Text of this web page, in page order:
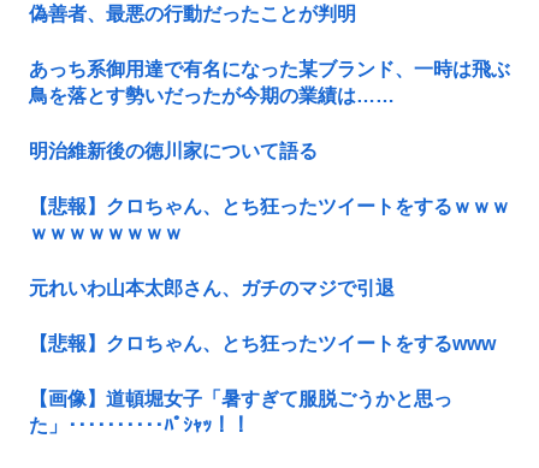
偽善者、最悪の行動だったことが判明
あっち系御用達で有名になった某ブランド、一時は飛ぶ
鳥を落とす勢いだったが今期の業績は……
明治維新後の徳川家について語る
【悲報】クロちゃん、とち狂ったツイートをするｗｗｗ
ｗｗｗｗｗｗｗｗ
元れいわ山本太郎さん、ガチのマジで引退
【悲報】クロちゃん、とち狂ったツイートをするwww
【画像】道頓堀女子「暑すぎて服脱ごうかと思っ
た」･･････････ﾊﾟｼｬｯ！！